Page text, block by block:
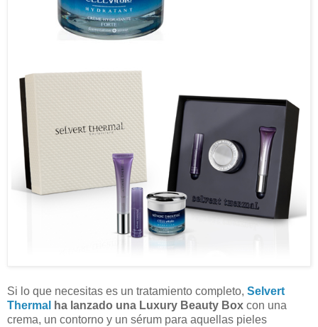
Si lo que necesitas es un tratamiento completo, Selvert
Thermal
ha lanzado una Luxury Beauty Box con una
crema, un contorno y un sérum para aquellas pieles